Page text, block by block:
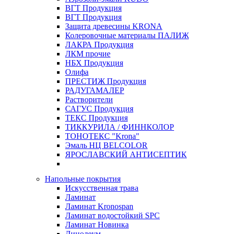
ВГТ Продукция
ВГТ Продукция
Защита древесины KRONA
Колеровочные материалы ПАЛИЖ
ЛАКРА Продукция
ЛКМ прочие
НБХ Продукция
Олифа
ПРЕСТИЖ Продукция
РАДУГАМАЛЕР
Растворители
САГУС Продукция
ТЕКС Продукция
ТИККУРИЛА / ФИННКОЛОР
ТОНОТЕКС "Krona"
Эмаль НЦ BELCOLOR
ЯРОСЛАВСКИЙ АНТИСЕПТИК
Напольные покрытия
Искусственная трава
Ламинат
Ламинат Kronospan
Ламинат водостойкий SPC
Ламинат Новинка